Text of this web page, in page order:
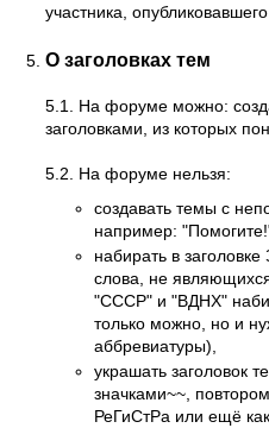
участника,
О заголовках тем
5.1. На форуме можно:
заголовками, из которых
5.2. На форуме нельзя:
создавать темы с
например:
набирать в
слова, не
"СССР" и "ВДНХ"
только можно, но и
аббревиатуры),
украшать заголовок
значками~~,
РеГиСтРа или ещё